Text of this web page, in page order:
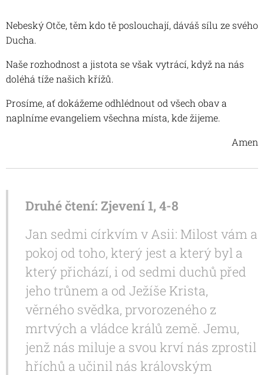
Nebeský Otče, těm kdo tě poslouchají, dáváš sílu ze svého
Ducha.
Naše rozhodnost a jistota se však vytrácí, když na nás
doléhá tíže našich křížů.
Prosíme, ať dokážeme odhlédnout od všech obav a
naplníme evangeliem všechna místa, kde žijeme.
Amen
Druhé čtení: Zjevení 1, 4-8
Jan sedmi církvím v Asii: Milost vám a
pokoj od toho, který jest a který byl a
který přichází, i od sedmi duchů před
jeho trůnem a od Ježíše Krista,
věrného svědka, prvorozeného z
mrtvých a vládce králů země. Jemu,
jenž nás miluje a svou krví nás zprostil
hříchů a učinil nás královským